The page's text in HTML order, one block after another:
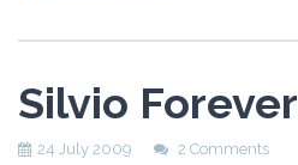
Silvio Forever
24 July 2009 2 Comments